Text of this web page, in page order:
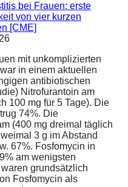
bei Frauen: erste
von vier kurzen
[CME]
mit unkomplizierten
in einem aktuellen
antibiotischen
Nitrofurantoin am
100 mg für 5 Tage). Die
74%. Die
(400 mg dreimal täglich
3 g im Abstand
67%. Fosfomycin in
am wenigsten
grundsätzlich
Fosfomycin als